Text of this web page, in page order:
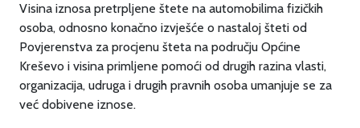
Visina iznosa pretrpljene štete na automobilima fizičkih
osoba, odnosno konačno izvješće o nastaloj šteti od
Povjerenstva za procjenu šteta na području Općine
Kreševo i visina primljene pomoći od drugih razina vlasti,
organizacija, udruga i drugih pravnih osoba umanjuje se za
već dobivene iznose.